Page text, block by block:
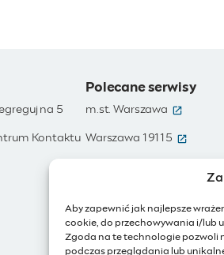
Aby zapewnić jak najlepsze
cookie, do przechowywania i/lub
Zgoda na te technologie pozwoli
podczas przeglądania lub
na 5
Kontaktu
Polecane serwisy
m.st. Warszawa (otwiera
Warszawa 19115
Zamówienia publiczne
IoT - Internet rzeczy